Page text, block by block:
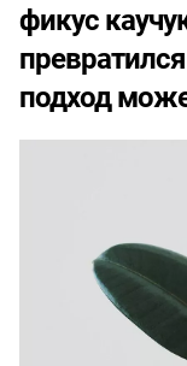
фикус
подход